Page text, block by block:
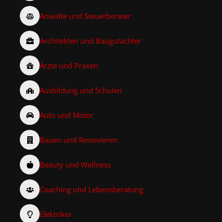
Anwälte und Steuerberater
Architekten und Baugutachter
Ärzte und Praxen
Ausbildung und Schulen
Auto und Motor
Bauen und Renovieren
Beauty und Wellness
Coaching und Lebensberatung
Elektriker